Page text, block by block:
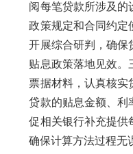
阅每笔贷款所涉及的
政策规定和合同约定
开展综合研判，确保
贴息政策落地见效。
票据材料，认真核实
贷款的贴息金额、利
促相关银行补充提供
确保计算方法过程无